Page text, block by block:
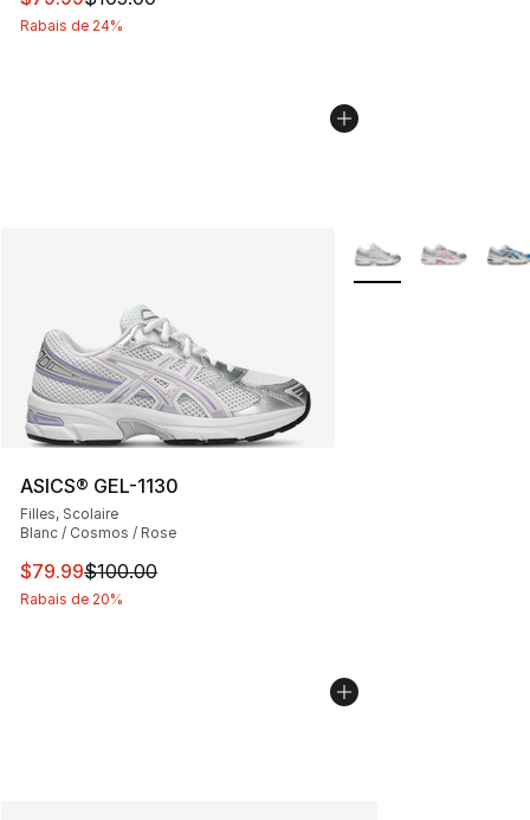
Rabais de 24%
ASICS® GEL-1130
Filles, Scolaire
Blanc / Cosmos / Rose
Cet article est en solde. Le prix est passé de $100.00 à
$79.99$100.00
Rabais de 20%
Plus de couleurs